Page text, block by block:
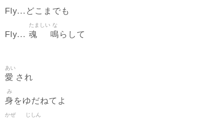
Fly...どこまでも
Fly... 魂
たましい
鳴
な
らして
愛
あい
され
身
み
をゆだねてよ
かぜ じしん